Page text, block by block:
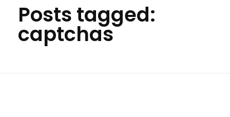
Posts tagged:
captchas